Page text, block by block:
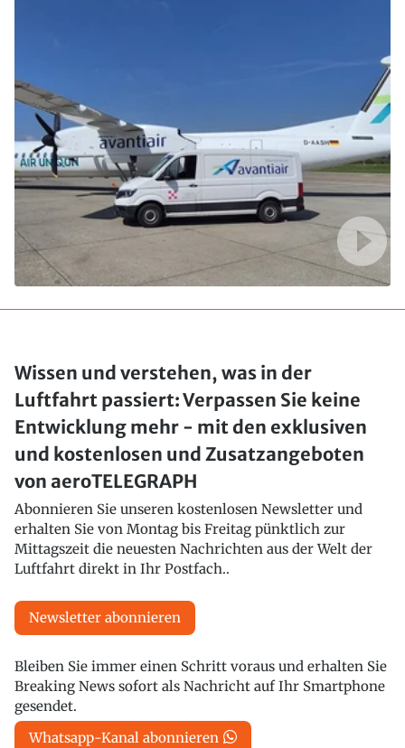
Wissen und verstehen, was in der
Luftfahrt passiert: Verpassen Sie keine
Entwicklung mehr - mit den exklusiven
und kostenlosen und Zusatzangeboten
von aeroTELEGRAPH
Abonnieren Sie unseren kostenlosen Newsletter und
erhalten Sie von Montag bis Freitag pünktlich zur
Mittagszeit die neuesten Nachrichten aus der Welt der
Luftfahrt direkt in Ihr Postfach..
Newsletter abonnieren
Bleiben Sie immer einen Schritt voraus und erhalten Sie
Breaking News sofort als Nachricht auf Ihr Smartphone
gesendet.
Whatsapp-Kanal abonnieren